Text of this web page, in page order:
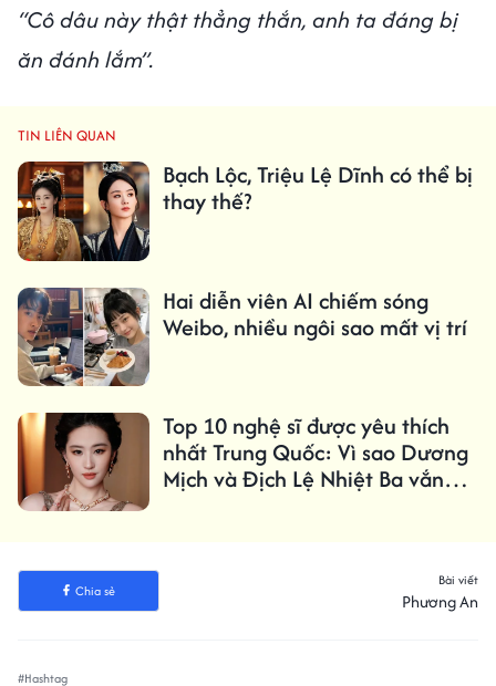
“Cô dâu này thật thẳng thắn, anh ta đáng bị
ăn đánh lắm”.
TIN LIÊN QUAN
Bạch Lộc, Triệu Lệ Dĩnh có thể bị
thay thế?
Hai diễn viên AI chiếm sóng
Weibo, nhiều ngôi sao mất vị trí
Top 10 nghệ sĩ được yêu thích
nhất Trung Quốc: Vì sao Dương
Mịch và Địch Lệ Nhiệt Ba vắng
Chia sẻ
Bài viết
Phương An
#Hashtag